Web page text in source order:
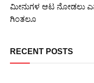
ಮೀನುಗಳ ಆಟ ನೋಡಲು
ಗಿಂತಲೂ
RECENT POSTS